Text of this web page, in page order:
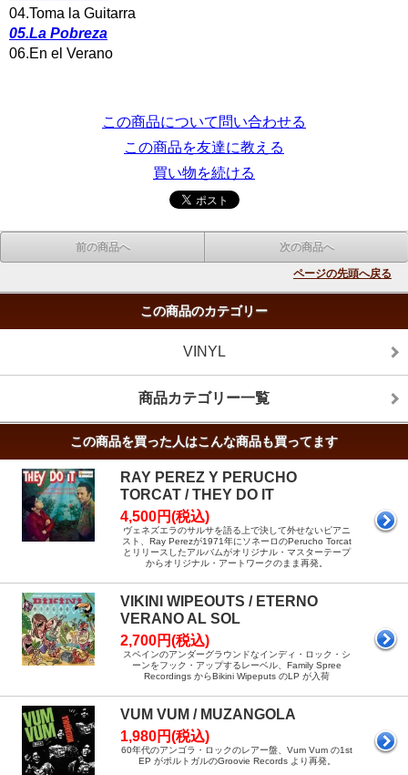
04.Toma la Guitarra
05.La Pobreza
06.En el Verano
この商品について問い合わせる
この商品を友達に教える
買い物を続ける
前の商品へ 次の商品へ
ページの先頭へ戻る
この商品のカテゴリー
VINYL
商品カテゴリー一覧
この商品を買った人はこんな商品も買ってます
RAY PEREZ Y PERUCHO
TORCAT / THEY DO IT
4,500円(税込)
ヴェネズエラのサルサを語る上で決して外せないピアニ
スト、Ray Perezが1971年にソネーロのPerucho Torcat
とリリースしたアルバムがオリジナル・マスターテープ
からオリジナル・アートワークのまま再発。
VIKINI WIPEOUTS / ETERNO
VERANO AL SOL
2,700円(税込)
スペインのアンダーグラウンドなインディ・ロック・シ
ーンをフック・アップするレーベル、Family Spree
Recordings からBikini Wipeputs のLP が入荷
VUM VUM / MUZANGOLA
1,980円(税込)
60年代のアンゴラ・ロックのレアー盤、Vum Vum の1st
EP がポルトガルのGroovie Records より再発。